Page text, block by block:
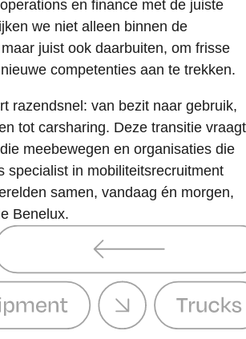
en finance met de juiste
we niet alleen binnen de
juist ook daarbuiten, om frisse
competenties aan te trekken.
razendsnel: van bezit naar gebruik,
tot carsharing. Deze transitie vraagt
meebewegen en organisaties die
specialist in mobiliteitsrecruitment
samen, vandaag én morgen,
Benelux.